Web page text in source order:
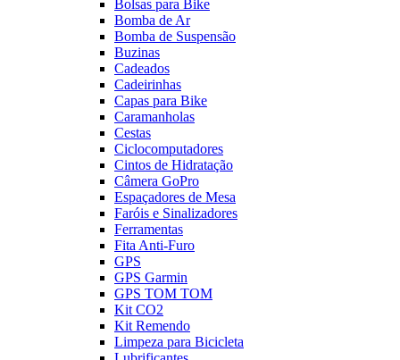
Bolsas para Bike
Bomba de Ar
Bomba de Suspensão
Buzinas
Cadeados
Cadeirinhas
Capas para Bike
Caramanholas
Cestas
Ciclocomputadores
Cintos de Hidratação
Câmera GoPro
Espaçadores de Mesa
Faróis e Sinalizadores
Ferramentas
Fita Anti-Furo
GPS
GPS Garmin
GPS TOM TOM
Kit CO2
Kit Remendo
Limpeza para Bicicleta